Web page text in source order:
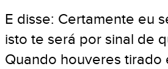
E disse: Certamente eu
isto te será por sinal de
Quando houveres tirado